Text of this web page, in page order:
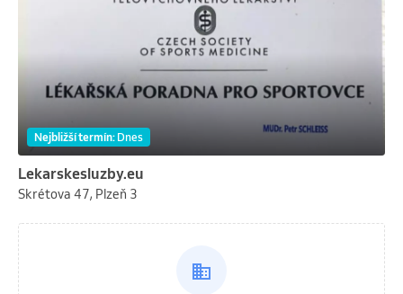
Nejbližší termín: Dnes
Lekarskesluzby.eu
Skrétova 47, Plzeň 3